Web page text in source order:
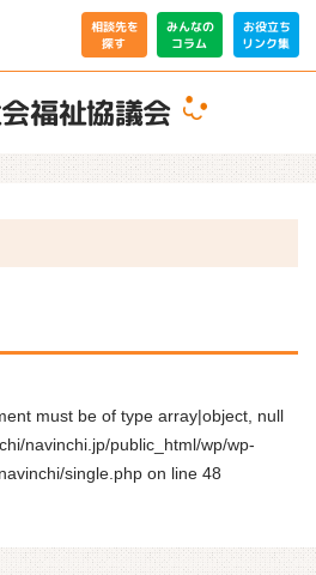
相談先を
探す
みんなの
コラム
お役立ち
リンク集
福祉協議会
must be of type array|object, null
navinchi.jp/public_html/wp/wp-
single.phpon line 48